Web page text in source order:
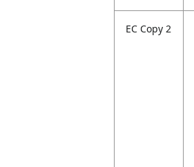
EC Copy 2